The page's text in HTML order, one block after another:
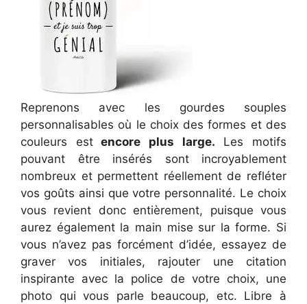
Reprenons avec les gourdes souples
personnalisables où le choix des formes et des
couleurs estencore plus large. Les motifs
pouvant être insérés sont incroyablement
nombreux et permettent réellement de refléter
vos goûts ainsi que votre personnalité. Le choix
vous revient donc entièrement, puisque vous
aurez également la main mise sur la forme. Si
vous n’avez pas forcément d’idée, essayez de
graver vos initiales, rajouter une citation
inspirante avec la police de votre choix, une
photo qui vous parle beaucoup, etc. Libre à